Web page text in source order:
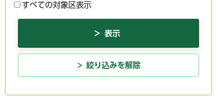
すべての対象区表示
絞り込みを解除